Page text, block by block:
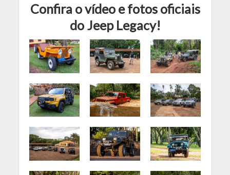
Confira o vídeo e fotos oficiais
do Jeep Legacy!